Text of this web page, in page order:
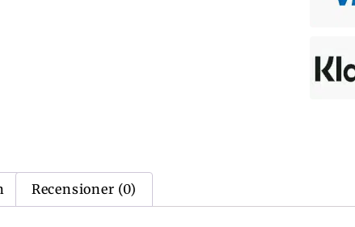
Recensioner (0)